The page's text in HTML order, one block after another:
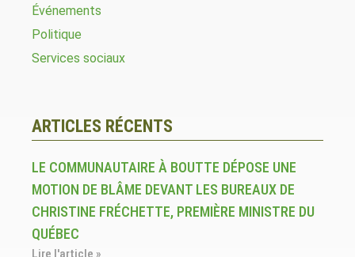
Événements
Politique
Services sociaux
ARTICLES RÉCENTS
LE COMMUNAUTAIRE À BOUTTE DÉPOSE UNE
MOTION DE BLÂME DEVANT LES BUREAUX DE
CHRISTINE FRÉCHETTE, PREMIÈRE MINISTRE DU
QUÉBEC
Lire l'article »